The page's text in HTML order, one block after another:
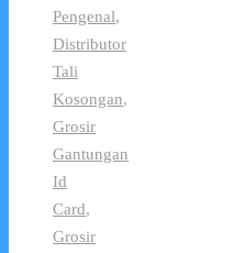
Pengenal,
Distributor
Tali
Kosongan,
Grosir
Gantungan
Id
Card,
Grosir